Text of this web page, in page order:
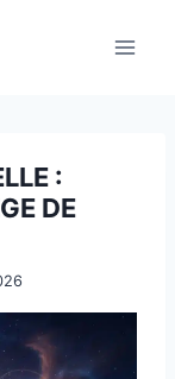
:
DE